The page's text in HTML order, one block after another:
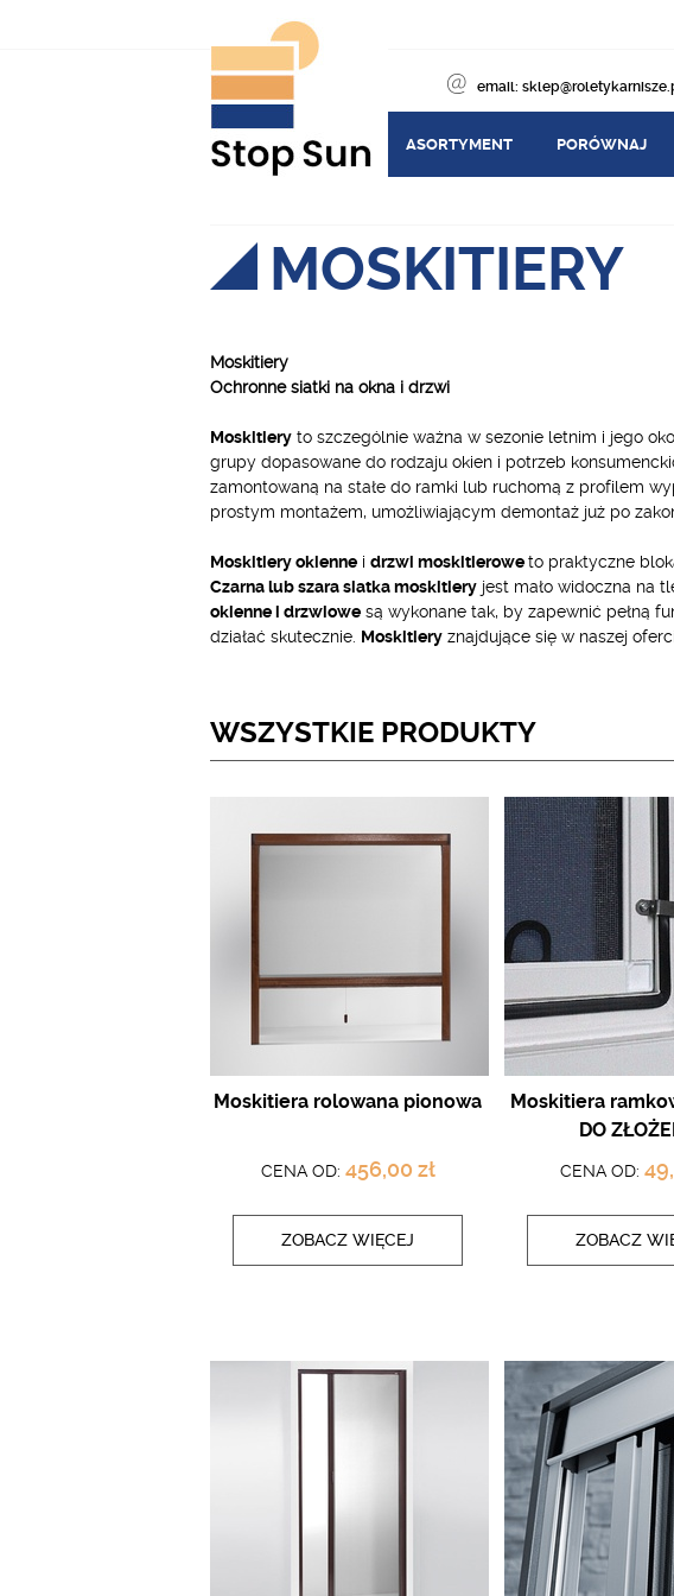
email:
ASORTYMENT PORÓWNAJ
MOSKITIERY
Moskitiery
Ochronne siatki na okna i drzwi
Moskitiery to szczególnie ważna w sezonie letnim i jego
grupy dopasowane do rodzaju okien i potrzeb
zamontowaną na stałe do ramki lub ruchomą z profilem
prostym montażem, umożliwiającym demontaż już po
Moskitiery okienne i drzwi moskitieroweto praktyczne
Czarna lub szara siatka moskitiery jest mało widoczna na
okienne i drzwiowe są wykonane tak, by zapewnić pełną
działać skutecznie. Moskitiery znajdujące się w naszej
WSZYSTKIE PRODUKTY
Moskitiera rolowana pionowa
CENA OD: 456,00 zł
ZOBACZ WIĘCEJ
Moskitiera
DO
CENA OD:
ZOBACZ